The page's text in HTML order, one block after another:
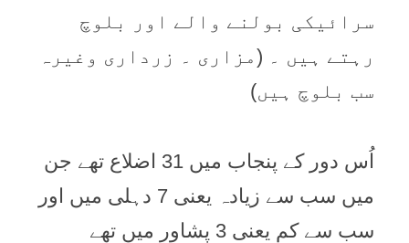
سرائیکی بولنے والے اور بلوچ
رہتے ہیں ۔ (مزاری ۔ زرداری وغیرہ
سب بلوچ ہیں)
اُس دور کے پنجاب میں 31 اضلاع تھے جن
میں سب سے زیادہ یعنی 7 دہلی میں اور
سب سے کم یعنی 3 پشاور میں تھے